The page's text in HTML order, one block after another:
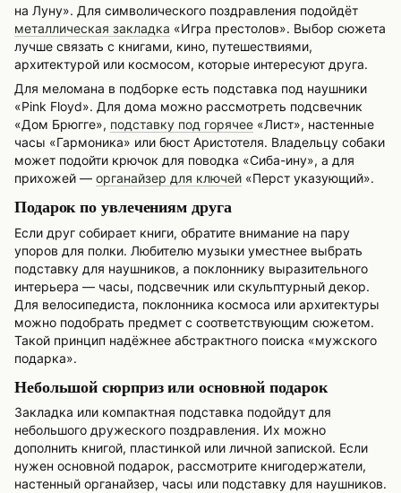
на Луну». Для символического поздравления подойдёт
металлическая закладка «Игра престолов». Выбор сюжета
лучше связать с книгами, кино, путешествиями,
архитектурой или космосом, которые интересуют друга.
Для меломана в подборке есть подставка под наушники
«Pink Floyd». Для дома можно рассмотреть подсвечник
«Дом Брюгге», подставку под горячее «Лист», настенные
часы «Гармоника» или бюст Аристотеля. Владельцу собаки
может подойти крючок для поводка «Сиба-ину», а для
прихожей — органайзер для ключей «Перст указующий».
Подарок по увлечениям друга
Если друг собирает книги, обратите внимание на пару
упоров для полки. Любителю музыки уместнее выбрать
подставку для наушников, а поклоннику выразительного
интерьера — часы, подсвечник или скульптурный декор.
Для велосипедиста, поклонника космоса или архитектуры
можно подобрать предмет с соответствующим сюжетом.
Такой принцип надёжнее абстрактного поиска «мужского
подарка».
Небольшой сюрприз или основной подарок
Закладка или компактная подставка подойдут для
небольшого дружеского поздравления. Их можно
дополнить книгой, пластинкой или личной запиской. Если
нужен основной подарок, рассмотрите книгодержатели,
настенный органайзер, часы или подставку для наушников.